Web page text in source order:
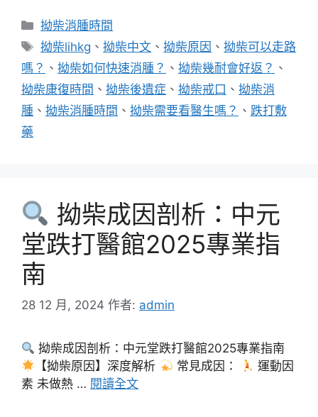
分
類
拗柴消腫時間
標
籤
拗柴lihkg 、拗柴中文 、拗柴原因 、拗柴可以走路
嗎？ 、 拗柴如何快速消腫？ 、 拗柴幾耐會好返？ 、
拗柴康復時間 、 拗柴後遺症 、 拗柴戒口 、 拗柴消
腫 、 拗柴消腫時間 、 拗柴需要看醫生嗎？ 、 跌打敷
藥
拗柴成因剖析：中元
堂跌打醫館2025專業指
南
28 12 月, 2024 作者: admin
拗柴成因剖析：中元堂跌打醫館2025專業指南
【拗柴原因】深度解析
常見成因：
運動因
素 未做熱 … 閱讀全文